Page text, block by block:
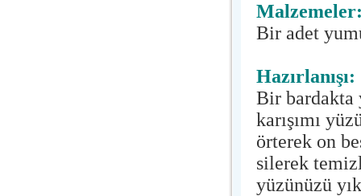
Bir adet
Hazırlanışı:
Bir bardakta
karışımı
örterek on
silerek
yüzünüzü